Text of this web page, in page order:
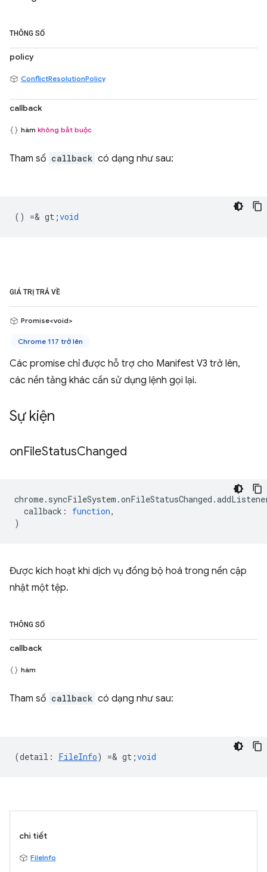
THÔNG SỐ
policy
ConflictResolutionPolicy
callback
hàm không bắt buộc
Tham số callback có dạng như sau:
() =& gt;void
GIÁ TRỊ TRẢ VỀ
Promise<void>
Chrome 117 trở lên
Các promise chỉ được hỗ trợ cho Manifest V3 trở lên,
các nền tảng khác cần sử dụng lệnh gọi lại.
Sự kiện
onFileStatusChanged
chrome. syncFileSystem .onFileStatusChanged .
callback : function,
)
Được kích hoạt khi dịch vụ đồng bộ hoá trong nền cập
nhật một tệp.
THÔNG SỐ
callback
hàm
Tham số callback có dạng như sau:
(detail : FileInfo) =& gt;void
chi tiết
FileInfo